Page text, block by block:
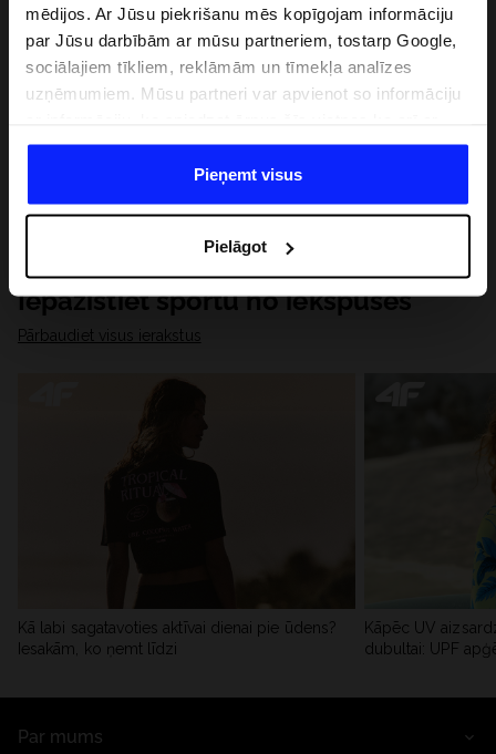
mēdijos. Ar Jūsu piekrišanu mēs kopīgojam informāciju
par Jūsu darbībām ar mūsu partneriem, tostarp Google,
sociālajiem tīkliem, reklāmām un tīmekļa analīzes
uzņēmumiem. Mūsu partneri var apvienot so informāciju
datiem, ko viņi iegūst, izmantojot viņu pakalpojumus. Ar
Jūsu atļauju, mēs varam pārsūtīt Jūsu personas datus
saviem partneriem, lai uzlabotu veidu, kadā tiek rādīta
saturu un uzlabotu mūsu partneru piedāvātos risinajumus
( piem. socialos tīklus). Detalizētu informāciju var atrast
mūsu Privātuma politikā un sadaļā "Detaļas".
Pieņemt visus
Pielāgot
Iepazīstiet sportu no iekšpuses
Pārbaudiet visus ierakstus
Kā labi sagatavoties aktīvai dienai pie ūdens?
Iesakām, ko ņemt līdzi
Kāpēc UV
dubultai: UPF
Par mums